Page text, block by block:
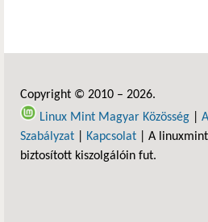
Copyright © 2010 – 2026.
Linux Mint Magyar Közösség
Szabályzat
Kapcsolat | A
biztosított kiszolgálóin fut.